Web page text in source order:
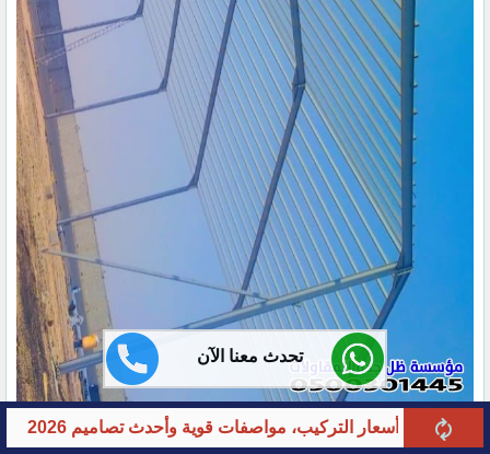
تحدث معنا الآن
قوية وأحدث تصاميم 2026 أنواع مظلات مسابح بجدةومظلات خارجية